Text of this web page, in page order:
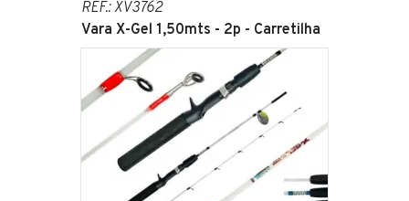
REF.: XV3762
Vara X-Gel 1,50mts - 2p - Carretilha